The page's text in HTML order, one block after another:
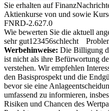
Sie erhalten auf
Aktienkurse von und sowie
FNRD-2.627.0
Wie bewerten Sie die aktuell
sehr gut1 23456schlecht
Werbehinweise: Die Billigung
ist nicht als ihre Befürwortung
verstehen. Wir empfehlen
den Basisprospekt und die
bevor sie eine
umfassend zu informieren,
Risiken und Chancen des